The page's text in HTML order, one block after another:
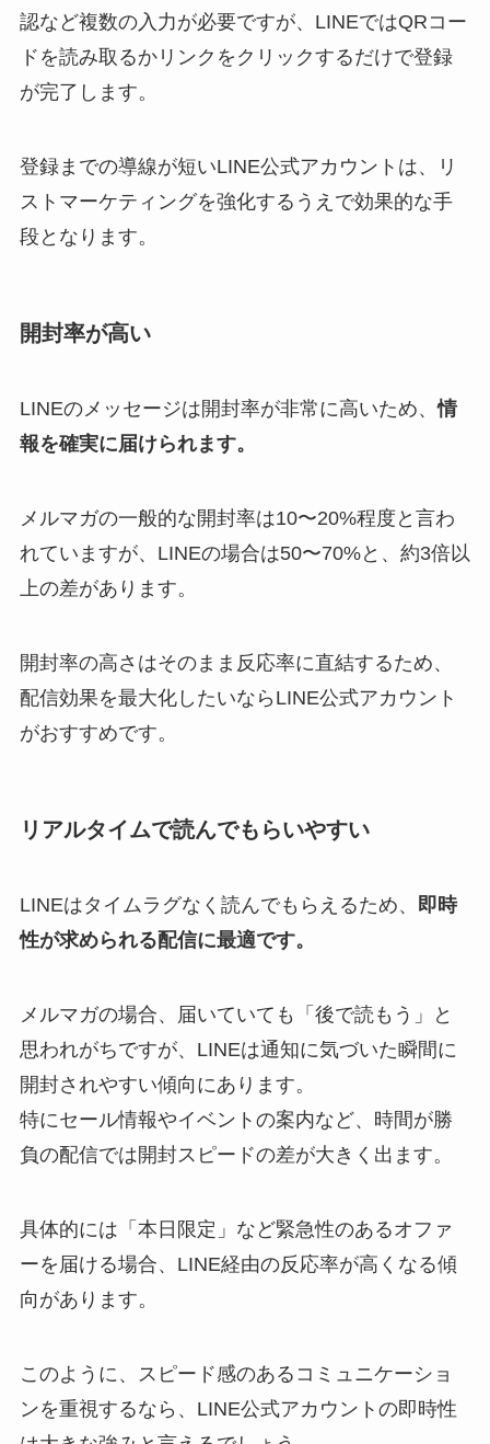
認など複数の入力が必要ですが、LINEではQRコー
ドを読み取るかリンクをクリックするだけで登録
が完了します。
登録までの導線が短いLINE公式アカウントは、リ
ストマーケティングを強化するうえで効果的な手
段となります。
開封率が高い
LINEのメッセージは開封率が非常に高いため、情
報を確実に届けられます。
メルマガの一般的な開封率は10〜20%程度と言わ
れていますが、LINEの場合は50〜70%と、約3倍以
上の差があります。
開封率の高さはそのまま反応率に直結するため、
配信効果を最大化したいならLINE公式アカウント
がおすすめです。
リアルタイムで読んでもらいやすい
LINEはタイムラグなく読んでもらえるため、 即時
性が求められる配信に最適です。
メルマガの場合、届いていても「後で読もう」と
思われがちですが、LINEは通知に気づいた瞬間に
開封されやすい傾向にあります。
特にセール情報やイベントの案内など、時間が勝
負の配信では開封スピードの差が大きく出ます。
具体的には「本日限定」など緊急性のあるオファ
ーを届ける場合、LINE経由の反応率が高くなる傾
向があります。
このように、スピード感のあるコミュニケーショ
ンを重視するなら、LINE公式アカウントの即時性